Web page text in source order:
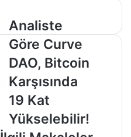
Analiste
Göre
Curve
DAO,
Bitcoin
Karşısında
19
Kat
Yükselebilir!
Analiste
Göre Curve
DAO, Bitcoin
Karşısında
19 Kat
Yükselebilir!